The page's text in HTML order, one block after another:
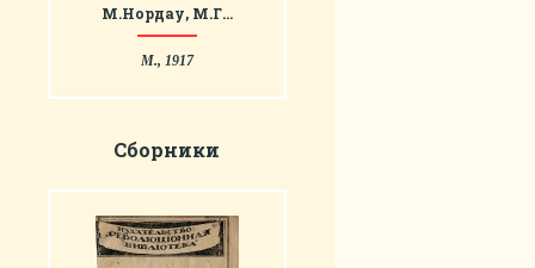
М.Нордау, М.Г…
М., 1917
Сборники